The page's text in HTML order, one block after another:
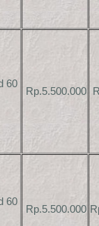
60
Rp.5.500.000
60
Rp.5.500.000